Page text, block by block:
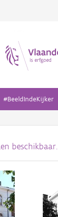
#BeeldIndeKijker
beschikbaar.